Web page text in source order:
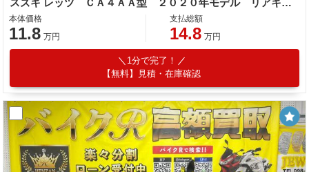
スズキ レッツ ＣＡ４ＡＡ型 ２０２０年モデル リアキャリア センタースタンド サイドスタンド
本体価格
11.8 万円
支払総額
14.8 万円
1分で完了！
【無料】見積・在庫確認